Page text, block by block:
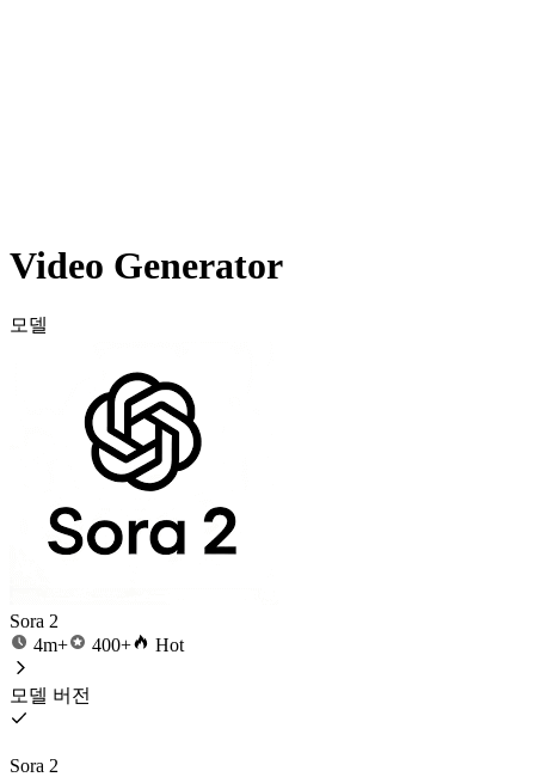
Video Generator
모델
Sora 2
4m+
400+ Hot
모델 버전
Sora 2